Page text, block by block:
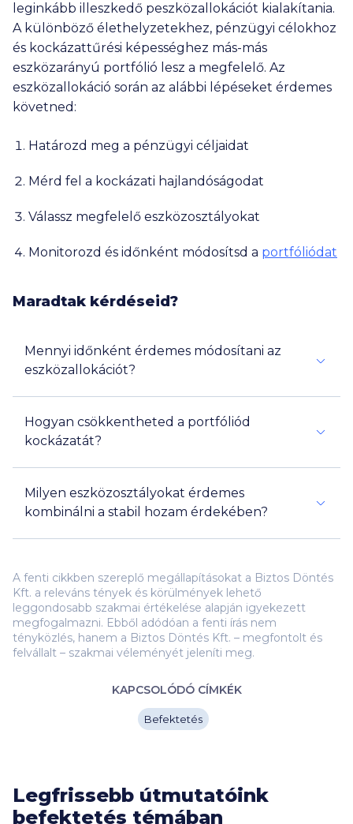
leginkább illeszkedő peszközallokációt kialakítania.
A különböző élethelyzetekhez, pénzügyi célokhoz
és kockázattűrési képességhez más-más
eszközarányú portfólió lesz a megfelelő. Az
eszközallokáció során az alábbi lépéseket érdemes
követned:
Határozd meg a pénzügyi céljaidat
Mérd fel a kockázati hajlandóságodat
Válassz megfelelő eszközosztályokat
Monitorozd és időnként módosítsd a portfóliódat
Maradtak kérdéseid?
Mennyi időnként érdemes módosítani az
eszközallokációt?
Hogyan csökkentheted a portfóliód
kockázatát?
Milyen eszközosztályokat érdemes
kombinálni a stabil hozam érdekében?
A fenti cikkben szereplő megállapításokat a Biztos Döntés
Kft. a releváns tények és körülmények lehető
leggondosabb szakmai értékelése alapján igyekezett
megfogalmazni. Ebből adódóan a fenti írás nem
tényközlés, hanem a Biztos Döntés Kft. – megfontolt és
felvállalt – szakmai véleményét jeleníti meg.
KAPCSOLÓDÓ CÍMKÉK
Befektetés
Legfrissebb útmutatóink
befektetés témában